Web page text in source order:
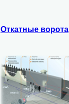
Откатные ворота